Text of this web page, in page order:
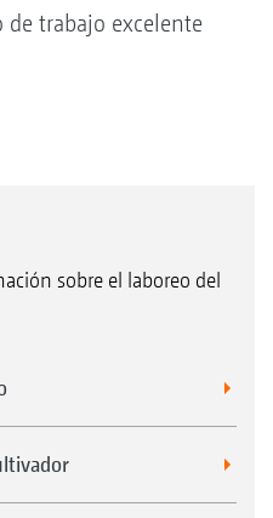
trabajo excelente
sobre el laboreo del